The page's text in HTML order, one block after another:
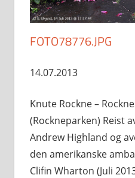
FOTO78776.JPG
14.07.2013
Knute Rockne –
(Rockneparken) Reist
Andrew Highland og
den amerikanske
Clifin Wharton (Juli